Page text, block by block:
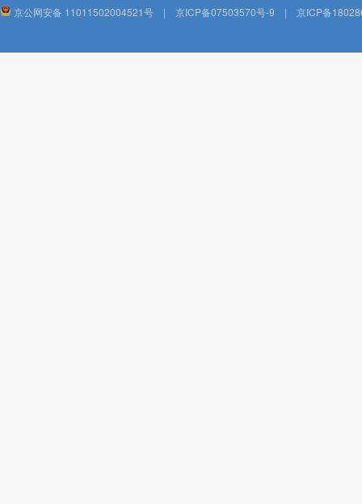
京公网安备 11011502004521号 | 京ICP备07503570号-9 | 京ICP备